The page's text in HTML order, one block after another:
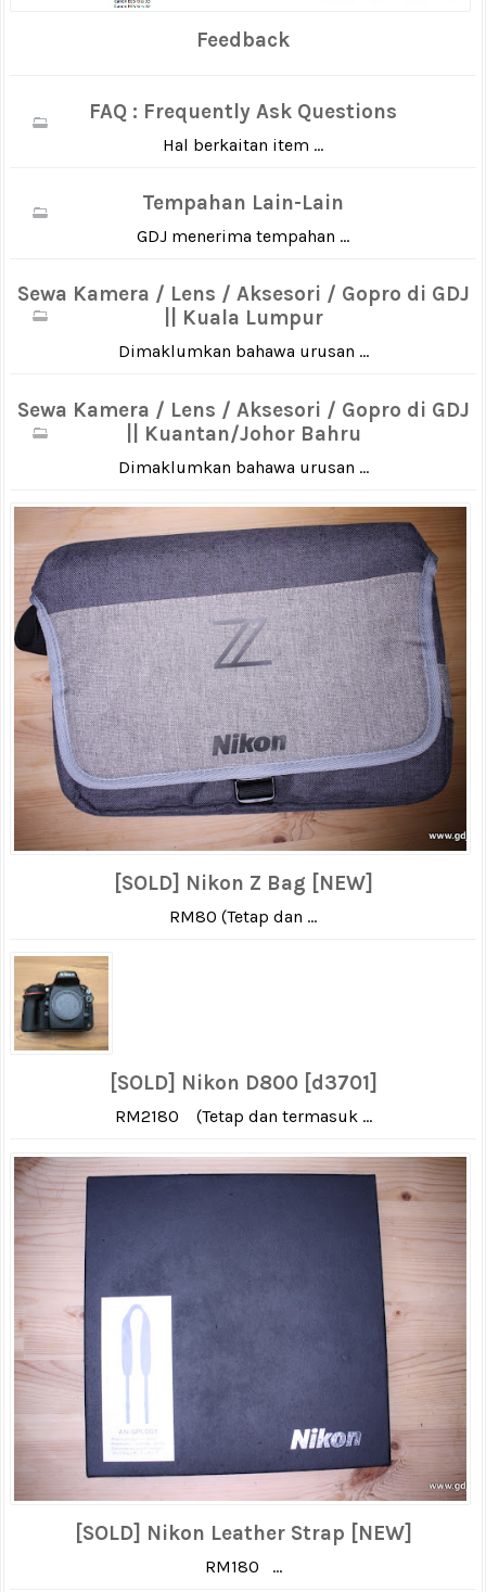
Feedback
FAQ : Frequently Ask Questions
Hal berkaitan item ...
Tempahan Lain-Lain
GDJ menerima tempahan ...
Sewa Kamera / Lens / Aksesori / Gopro di GDJ
|| Kuala Lumpur
Dimaklumkan bahawa urusan ...
Sewa Kamera / Lens / Aksesori / Gopro di GDJ
|| Kuantan/Johor Bahru
Dimaklumkan bahawa urusan ...
[SOLD] Nikon Z Bag [NEW]
RM80 (Tetap dan ...
[SOLD] Nikon D800 [d3701]
RM2180 (Tetap dan termasuk ...
[SOLD] Nikon Leather Strap [NEW]
RM180 ...